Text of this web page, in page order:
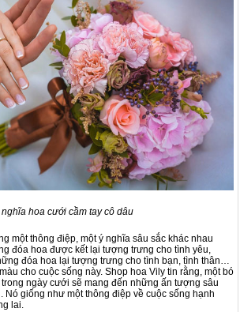
nghĩa hoa cưới cầm tay cô dâu
một thông điệp, một ý nghĩa sâu sắc khác nhau
đóa hoa được kết lại tượng trưng cho tình yêu,
đóa hoa lại tượng trưng cho tình bạn, tình thân…
cho cuộc sống này. Shop hoa Vily tin rằng, một bó
trong ngày cưới sẽ mang đến những ấn tượng sâu
Nó giống như một thông điệp về cuộc sống hạnh
lai.